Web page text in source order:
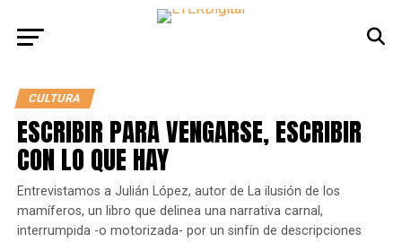
CULTURA
ESCRIBIR PARA VENGARSE, ESCRIBIR
CON LO QUE HAY
Entrevistamos a Julián López, autor de La ilusión de los
mamíferos, un libro que delinea una narrativa carnal,
interrumpida -o motorizada- por un sinfín de descripciones